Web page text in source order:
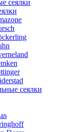
сеялки
сеялки